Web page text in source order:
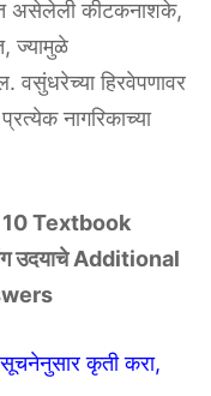
असेलेली कीटकनाशके,
ज्यामुळे
वसुंधरेच्या हिरवेपणावर
नागरिकाच्या
Textbook
उदयाचे Additional
कृती करा,